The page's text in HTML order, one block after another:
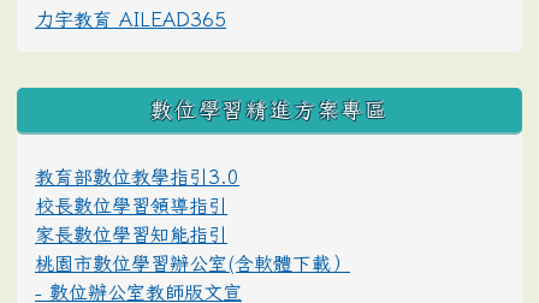
力宇教育 AILEAD365
數位學習精進方案專區
教育部數位教學指引3.0
校長數位學習領導指引
家長數位學習知能指引
桃園市數位學習辦公室(含軟體下載）
- 數位辦公室教師版文宣